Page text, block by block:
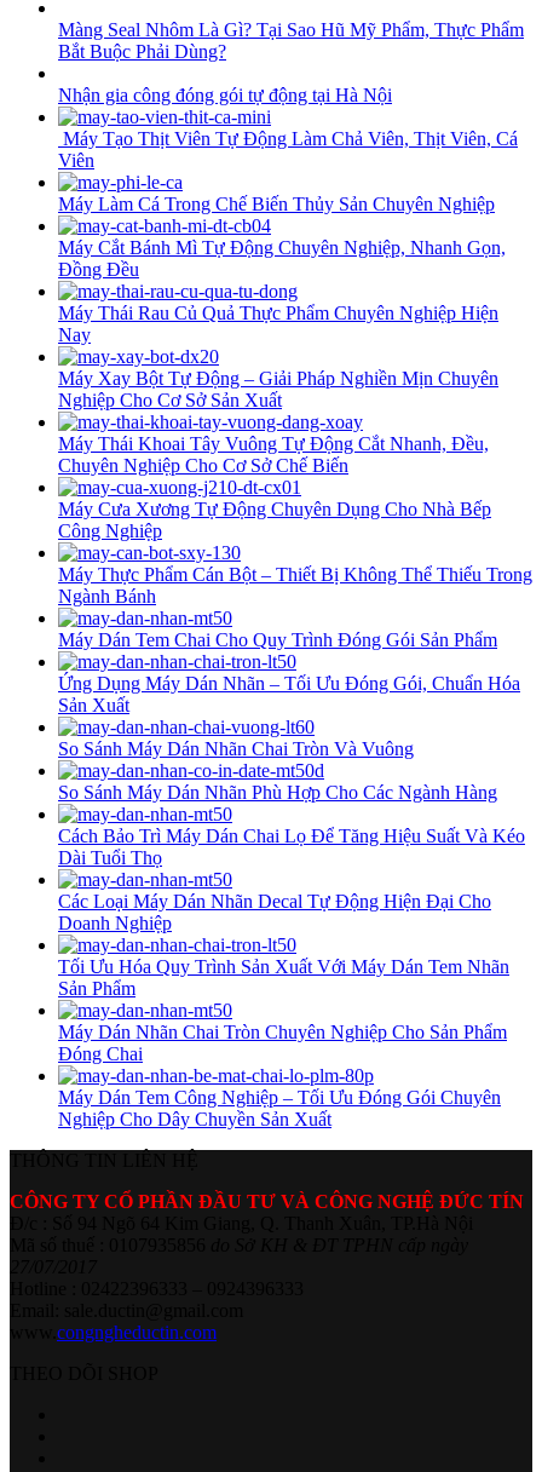
Màng Seal Nhôm Là Gì? Tại Sao Hũ Mỹ Phẩm, Thực Phẩm
Bắt Buộc Phải Dùng?
Nhận gia công đóng gói tự động tại Hà Nội
Máy Tạo Thịt Viên Tự Động Làm Chả Viên, Thịt Viên, Cá
Viên
Máy Làm Cá Trong Chế Biến Thủy Sản Chuyên Nghiệp
Máy Cắt Bánh Mì Tự Động Chuyên Nghiệp, Nhanh Gọn,
Đồng Đều
Máy Thái Rau Củ Quả Thực Phẩm Chuyên Nghiệp Hiện
Nay
Máy Xay Bột Tự Động – Giải Pháp Nghiền Mịn Chuyên
Nghiệp Cho Cơ Sở Sản Xuất
Máy Thái Khoai Tây Vuông Tự Động Cắt Nhanh, Đều,
Chuyên Nghiệp Cho Cơ Sở Chế Biến
Máy Cưa Xương Tự Động Chuyên Dụng Cho Nhà Bếp
Công Nghiệp
Máy Thực Phẩm Cán Bột – Thiết Bị Không Thể Thiếu Trong
Ngành Bánh
Máy Dán Tem Chai Cho Quy Trình Đóng Gói Sản Phẩm
Ứng Dụng Máy Dán Nhãn – Tối Ưu Đóng Gói, Chuẩn Hóa
Sản Xuất
So Sánh Máy Dán Nhãn Chai Tròn Và Vuông
So Sánh Máy Dán Nhãn Phù Hợp Cho Các Ngành Hàng
Cách Bảo Trì Máy Dán Chai Lọ Để Tăng Hiệu Suất Và Kéo
Dài Tuổi Thọ
Các Loại Máy Dán Nhãn Decal Tự Động Hiện Đại Cho
Doanh Nghiệp
Tối Ưu Hóa Quy Trình Sản Xuất Với Máy Dán Tem Nhãn
Sản Phẩm
Máy Dán Nhãn Chai Tròn Chuyên Nghiệp Cho Sản Phẩm
Đóng Chai
Máy Dán Tem Công Nghiệp – Tối Ưu Đóng Gói Chuyên
Nghiệp Cho Dây Chuyền Sản Xuất
CÔNG TY CỔ PHẦN ĐẦU TƯ VÀ CÔNG NGHỆ ĐỨC TÍN
congngheductin.com